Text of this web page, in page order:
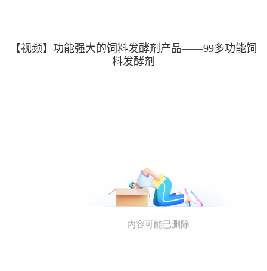
【视频】功能强大的饲料发酵剂产品——99多功能饲
料发酵剂